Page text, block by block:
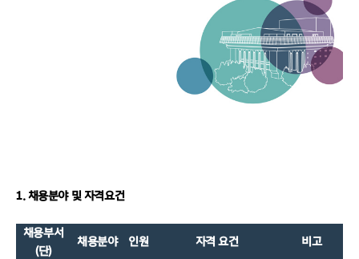
1. 채용분야 및 자격요건
채용부서
(단)
채용분야 인원 자격 요건 비고